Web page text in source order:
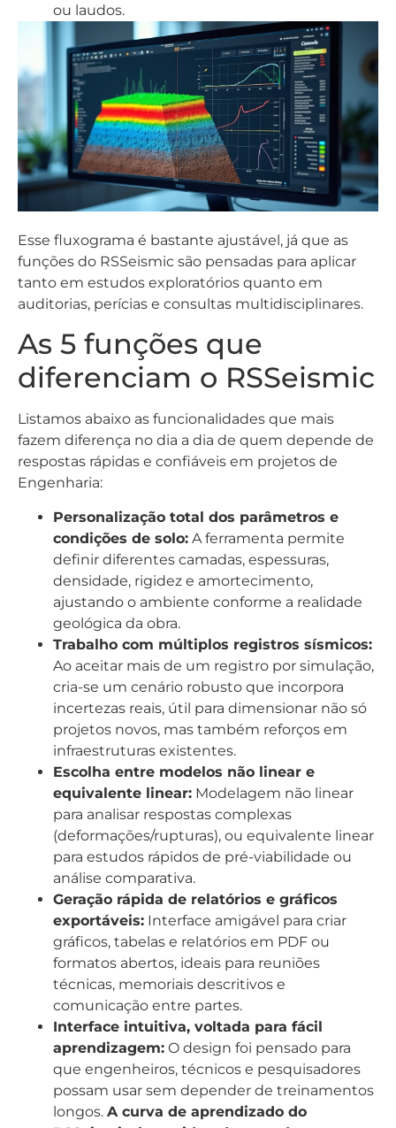
ou laudos.
Esse fluxograma é bastante ajustável, já que as
funções do RSSeismic são pensadas para aplicar
tanto em estudos exploratórios quanto em
auditorias, perícias e consultas multidisciplinares.
As 5 funções que
diferenciam o RSSeismic
Listamos abaixo as funcionalidades que mais
fazem diferença no dia a dia de quem depende de
respostas rápidas e confiáveis em projetos de
Engenharia:
Personalização total dos parâmetros e
condições de solo: A ferramenta permite
definir diferentes camadas, espessuras,
densidade, rigidez e amortecimento,
ajustando o ambiente conforme a realidade
geológica da obra.
Trabalho com múltiplos registros sísmicos:
Ao aceitar mais de um registro por simulação,
cria-se um cenário robusto que incorpora
incertezas reais, útil para dimensionar não só
projetos novos, mas também reforços em
infraestruturas existentes.
Escolha entre modelos não linear e
equivalente linear: Modelagem não linear
para analisar respostas complexas
(deformações/rupturas), ou equivalente linear
para estudos rápidos de pré-viabilidade ou
análise comparativa.
Geração rápida de relatórios e gráficos
exportáveis: Interface amigável para criar
gráficos, tabelas e relatórios em PDF ou
formatos abertos, ideais para reuniões
técnicas, memoriais descritivos e
comunicação entre partes.
Interface intuitiva, voltada para fácil
aprendizagem: O design foi pensado para
que engenheiros, técnicos e pesquisadores
possam usar sem depender de treinamentos
longos. A curva de aprendizado do